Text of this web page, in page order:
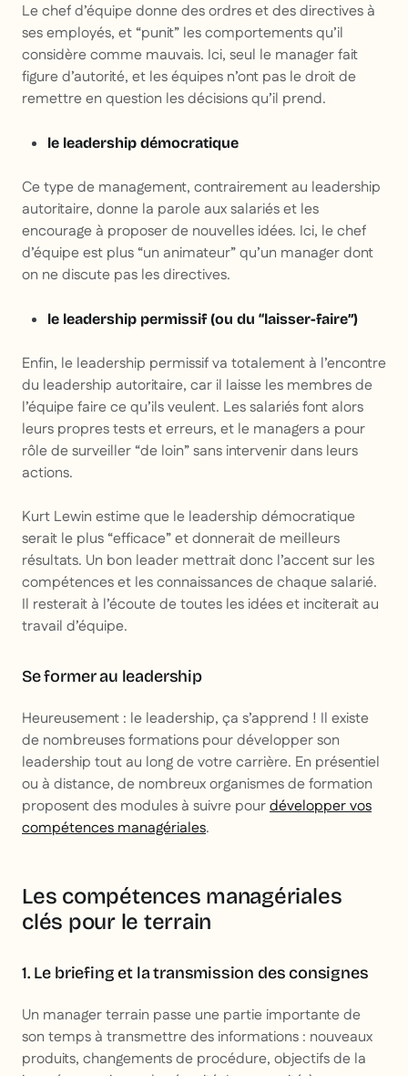
Le chef d’équipe donne des ordres et des directives à
ses employés, et “punit” les comportements qu’il
considère comme mauvais. Ici, seul le manager fait
figure d’autorité, et les équipes n’ont pas le droit de
remettre en question les décisions qu’il prend.
le leadership démocratique
Ce type de management, contrairement au leadership
autoritaire, donne la parole aux salariés et les
encourage à proposer de nouvelles idées. Ici, le chef
d’équipe est plus “un animateur” qu’un manager dont
on ne discute pas les directives.
le leadership permissif (ou du “laisser-faire”)
Enfin, le leadership permissif va totalement à l’encontre
du leadership autoritaire, car il laisse les membres de
l’équipe faire ce qu’ils veulent. Les salariés font alors
leurs propres tests et erreurs, et le managers a pour
rôle de surveiller “de loin” sans intervenir dans leurs
actions.
Kurt Lewin estime que le leadership démocratique
serait le plus “efficace” et donnerait de meilleurs
résultats. Un bon leader mettrait donc l’accent sur les
compétences et les connaissances de chaque salarié.
Il resterait à l’écoute de toutes les idées et inciterait au
travail d’équipe.
Se former au leadership
Heureusement : le leadership, ça s’apprend ! Il existe
de nombreuses formations pour développer son
leadership tout au long de votre carrière. En présentiel
ou à distance, de nombreux organismes de formation
proposent des modules à suivre pourdévelopper vos
compétences managériales.
Les compétences managériales
clés pour le terrain
1. Le briefing et la transmission des consignes
Un manager terrain passe une partie importante de
son temps à transmettre des informations : nouveaux
produits, changements de procédure, objectifs de la